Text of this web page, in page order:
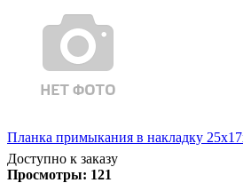
Планка примыкания в накладку
Доступно к заказу
Просмотры: 121